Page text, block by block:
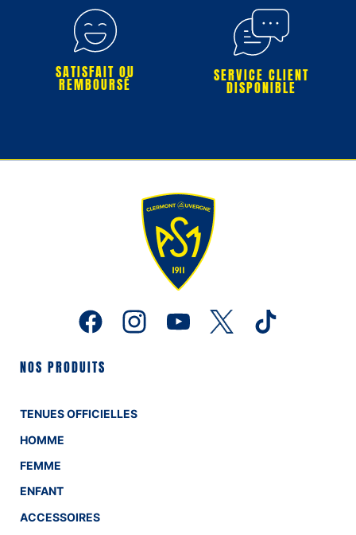
SATISFAIT OU
REMBOURSÉ SERVICE CLIENT
DISPONIBLE
NOS PRODUITS
TENUES OFFICIELLES
HOMME
FEMME
ENFANT
ACCESSOIRES